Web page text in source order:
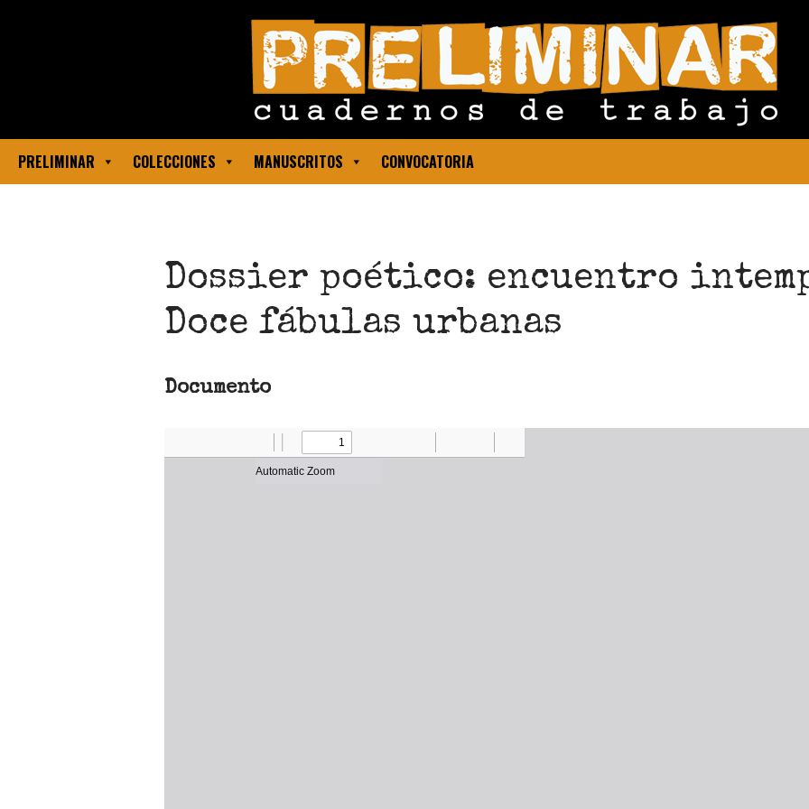
PRELIMINAR COLECCIONES MANUSCRITOS CONVOCATORIA
Dossier poético: encuentro
Doce fábulas urbanas
Documento